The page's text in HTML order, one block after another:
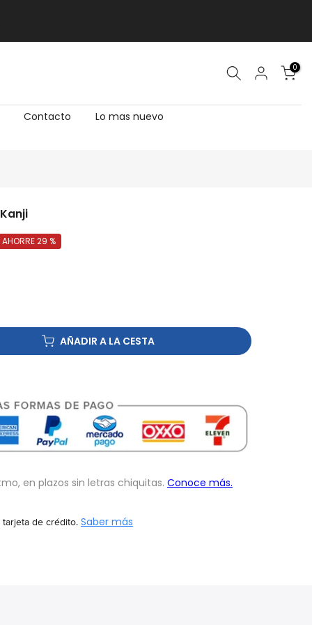
0
Contacto
Lo mas nuevo
AHORRE 29 %
AÑADIR A LA CESTA
tarjeta de crédito. Saber más